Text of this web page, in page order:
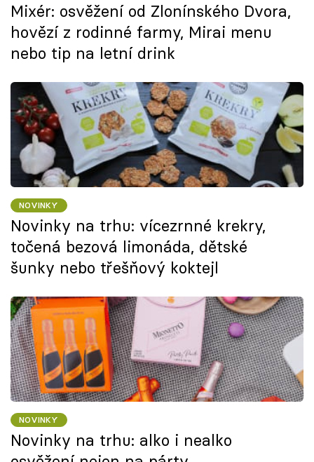
Mixér: osvěžení od Zlonínského Dvora,
hovězí z rodinné farmy, Mirai menu
nebo tip na letní drink
NOVINKY
Novinky na trhu: vícezrnné krekry,
točená bezová limonáda, dětské
šunky nebo třešňový koktejl
NOVINKY
Novinky na trhu: alko i nealko